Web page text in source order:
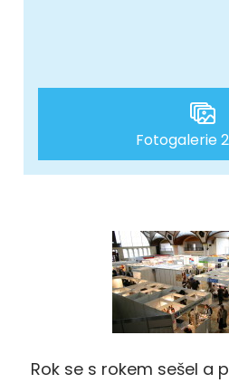
Fotogalerie
Rok se s rokem sešel a